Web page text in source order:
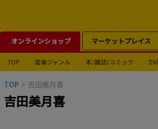
オンラインショップ マーケットプレイス
TOP 音楽ジャンル 本/雑誌/コミック
TOP > 吉田美月喜
吉田美月喜